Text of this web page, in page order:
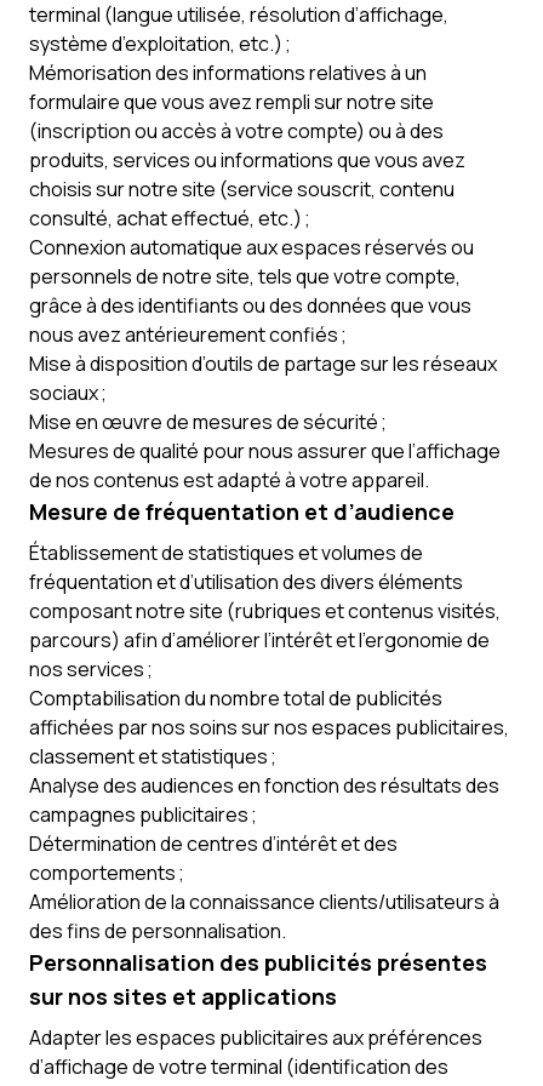
terminal (langue utilisée, résolution d’affichage,
système d’exploitation, etc.) ;
Mémorisation des informations relatives à un
formulaire que vous avez rempli sur notre site
(inscription ou accès à votre compte) ou à des
produits, services ou informations que vous avez
choisis sur notre site (service souscrit, contenu
consulté, achat effectué, etc.) ;
Connexion automatique aux espaces réservés ou
personnels de notre site, tels que votre compte,
grâce à des identifiants ou des données que vous
nous avez antérieurement confiés ;
Mise à disposition d’outils de partage sur les réseaux
sociaux ;
Mise en œuvre de mesures de sécurité ;
Mesures de qualité pour nous assurer que l’affichage
de nos contenus est adapté à votre appareil.
Mesure de fréquentation et d’audience
Établissement de statistiques et volumes de
fréquentation et d’utilisation des divers éléments
composant notre site (rubriques et contenus visités,
parcours) afin d’améliorer l’intérêt et l’ergonomie de
nos services ;
Comptabilisation du nombre total de publicités
affichées par nos soins sur nos espaces publicitaires,
classement et statistiques ;
Analyse des audiences en fonction des résultats des
campagnes publicitaires ;
Détermination de centres d’intérêt et des
comportements ;
Amélioration de la connaissance clients/utilisateurs à
des fins de personnalisation.
Personnalisation des publicités présentes
sur nos sites et applications
Adapter les espaces publicitaires aux préférences
d’affichage de votre terminal (identification des